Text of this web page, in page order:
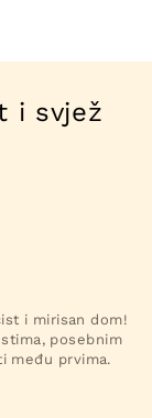
i svjež
i mirisan dom!
posebnim
među prvima.